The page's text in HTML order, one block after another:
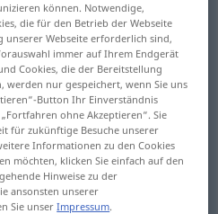
anklicken/antippen)
können. Notwendige,
die für den Betrieb der Webseite
unserer Webseite erforderlich sind,
immer auf Ihrem Endgerät
Cookies, die der Bereitstellung
werden nur gespeichert, wenn Sie uns
Button Ihr Einverständnis
ohne Akzeptieren“. Sie
für zukünftige Besuche unserer
Informationen zu den Cookies
möchten, klicken Sie einfach auf den
Hinweise zu der
ansonsten unserer
Sie unserImpressum.